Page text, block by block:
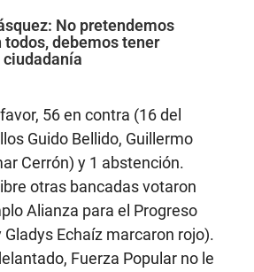
No pretendemos
todos, debemos tener
56 en contra (16 del
Guido Bellido, Guillermo
Cerrón) y 1 abstención.
otras bancadas votaron
Alianza para el Progreso
Echaíz marcaron rojo).
Fuerza Popular no le